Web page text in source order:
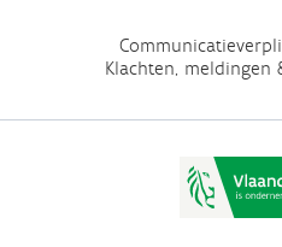
Klachten,